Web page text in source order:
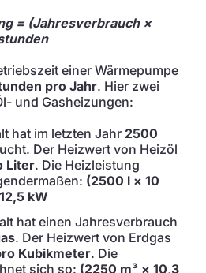
= (Jahresverbrauch ×
einer Wärmepumpe
pro Jahr. Hier zwei
und Gasheizungen:
hat im letzten Jahr 2500
Der Heizwert von Heizöl
Liter. Die Heizleistung
(2500 l × 10
kW
hat einen Jahresverbrauch
. Der Heizwert von Erdgas
Kubikmeter. Die
sich so: (2250 m³ × 10,3